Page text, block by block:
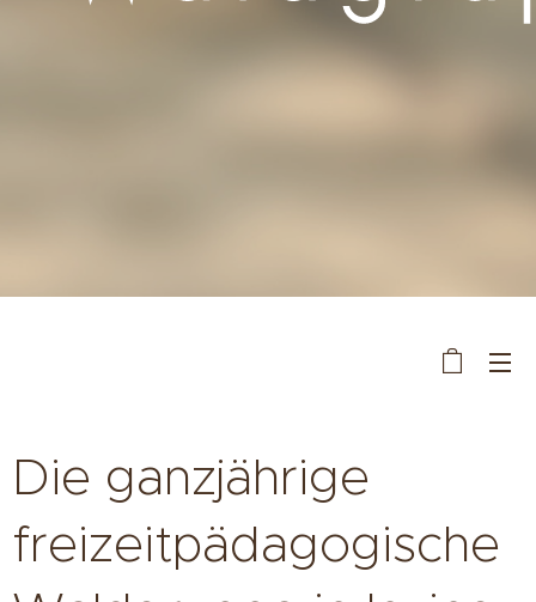
Die ganzjährige
freizeitpädagogische